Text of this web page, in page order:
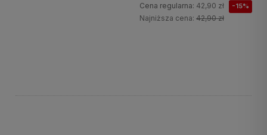
Cena regularna: 42,90 zł -15%
Najniższa cena: 42,90 zł